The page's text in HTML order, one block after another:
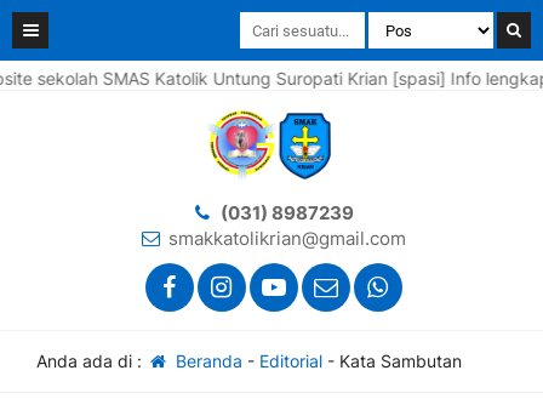
SMAS Katolik Untung Suropati Krian [spasi] Info lengkapnya
(031) 8987239
smakkatolikrian@gmail.com
Anda ada di : Beranda - Editorial- Kata Sambutan